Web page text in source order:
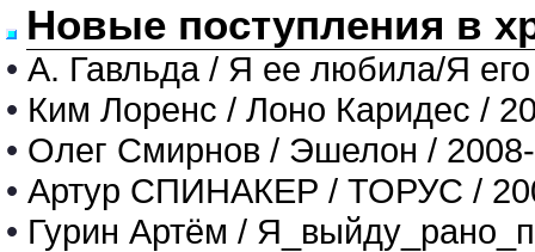
Новые поступления в
• А. Гавльда / Я ее любила/Я
• Ким Лоренс / Лоно Каридес /
• Олег Смирнов / Эшелон /
• Артур СПИНАКЕР / ТОРУС /
• Гурин Артём /